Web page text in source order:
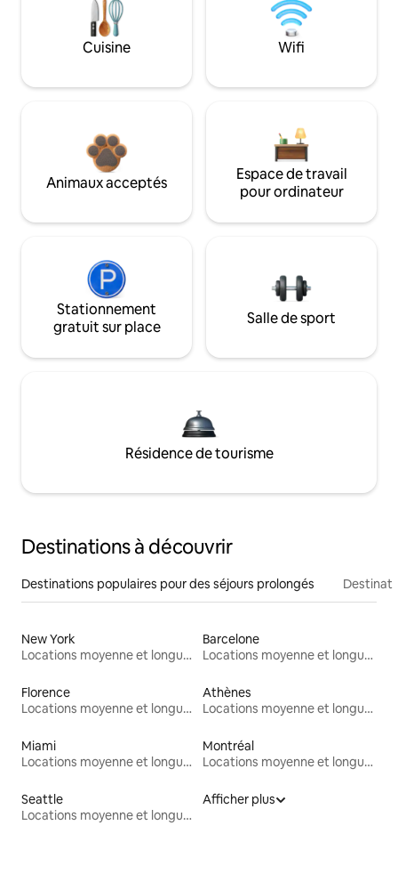
Cuisine Wifi
Animaux acceptés
Espace de travail
pour ordinateur
Stationnement
gratuit sur place
Salle de sport
Résidence de tourisme
Destinations à découvrir
Destinations populaires pour des séjours prolongés
New York
Locations moyenne et longue durée
Barcelone
Locations moyenne et longue durée
Florence
Locations moyenne et longue durée
Athènes
Locations moyenne et longue durée
Miami
Locations moyenne et longue durée
Montréal
Locations moyenne et longue durée
Seattle
Locations moyenne et longue durée
Afficher plus